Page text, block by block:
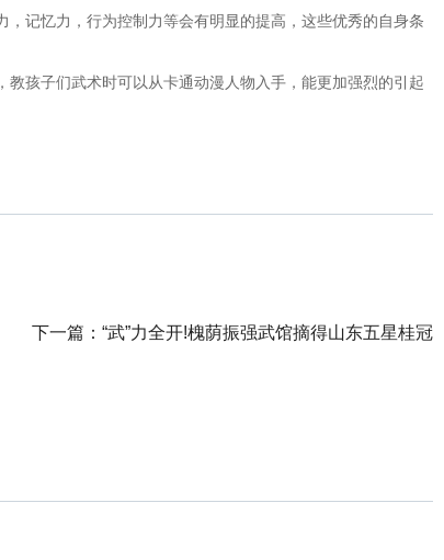
记忆力，行为控制力等会有明显的提高，这些优秀的自身条
孩子们武术时可以从卡通动漫人物入手，能更加强烈的引起
下一篇： “武”力全开!槐荫振强武馆摘得山东五星桂冠